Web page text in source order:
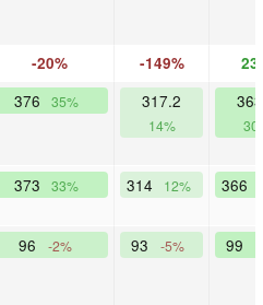
-20% -149%
376 35% 317.2
14%
373 33% 314 12% 366
96 -2% 93 -5% 99